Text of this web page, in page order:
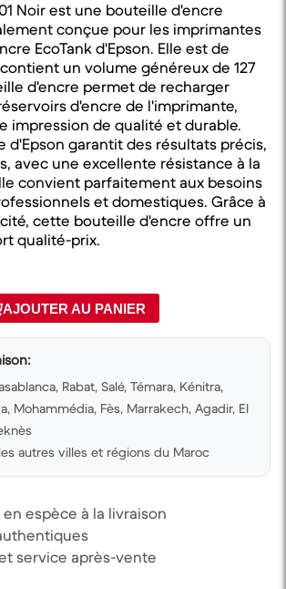
Noir est une bouteille d'encre
conçue pour les imprimantes
EcoTank d'Epson. Elle est de
un volume généreux de 127
d'encre permet de recharger
d'encre de l'imprimante,
impression de qualité et durable.
d'Epson garantit des résultats précis,
avec une excellente résistance à la
convient parfaitement aux besoins
et domestiques. Grâce à
cette bouteille d'encre offre un
qualité-prix.
AJOUTER AU PANIER
Rabat, Salé, Témara, Kénitra,
Mohammédia, Fès, Marrakech, Agadir, El
autres villes et régions du Maroc
espèce à la livraison
service après-vente